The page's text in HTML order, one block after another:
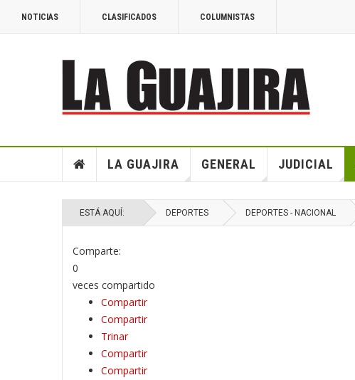
NOTICIAS CLASIFICADOS COLUMNISTAS
LA GUAJIRA GENERAL JUDICIAL
ESTÁ AQUÍ: DEPORTES DEPORTES - NACIONAL
Comparte:
0
veces compartido
Compartir
Compartir
Trinar
Compartir
Compartir